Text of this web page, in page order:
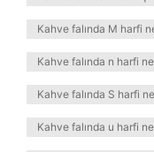
Kahve falında M harfi
Kahve falında n harfi
Kahve falında S harfi
Kahve falında u harfi